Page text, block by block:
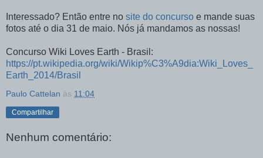
Interessado? Então entre no site do concurso e mande suas
fotos até o dia 31 de maio. Nós já mandamos as nossas!
Concurso Wiki Loves Earth - Brasil:
https://pt.wikipedia.org/wiki/Wikip%C3%A9dia:Wiki_Loves_
Earth_2014/Brasil
Paulo Cattelan às 11:04
Compartilhar
Nenhum comentário: